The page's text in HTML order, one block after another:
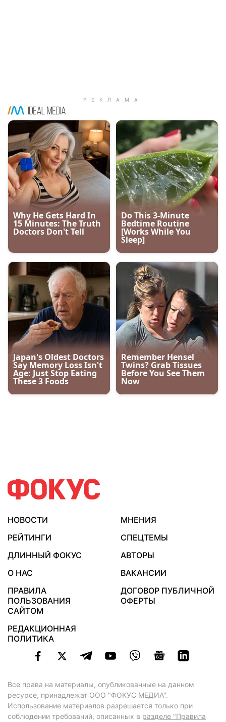
НОВОСТИ
МНЕНИЯ
РЕЙТИНГИ
СПЕЦТЕМЫ
ДЛИННЫЙ ФОКУС
АВТОРЫ
О НАС
ВАКАНСИИ
ПРАВИЛА
ПОЛЬЗОВАНИЯ
САЙТОМ
ДОГОВОР ПУБЛИЧНОЙ
ОФЕРТЫ
РЕДАКЦИОННАЯ
ПОЛИТИКА
Все права на материалы, опубликованные на данном
ресурсе, принадлежат ООО "ФОКУС МЕДИА".
Использование материалов разрешается только при
соблюдении требований, описанных в разделе "Правила